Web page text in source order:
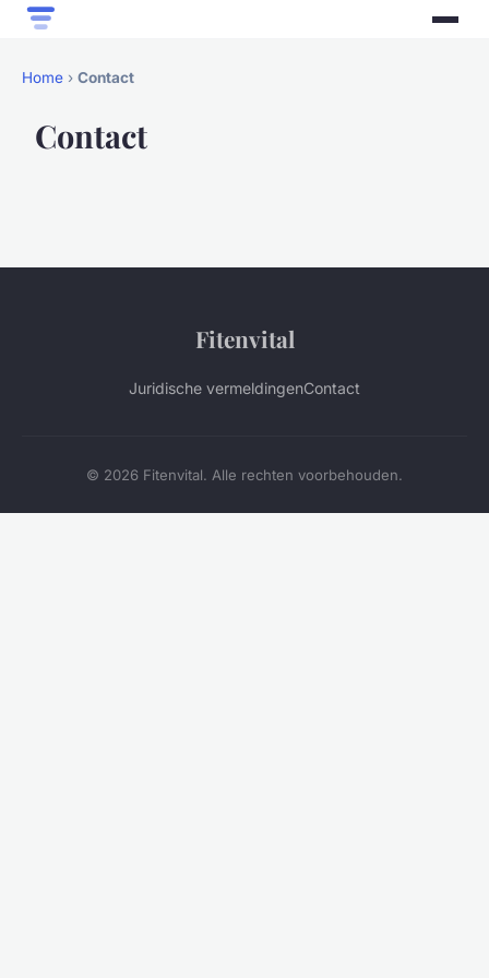
Home › Contact
Contact
Fitenvital
Juridische vermeldingenContact
© 2026 Fitenvital. Alle rechten voorbehouden.